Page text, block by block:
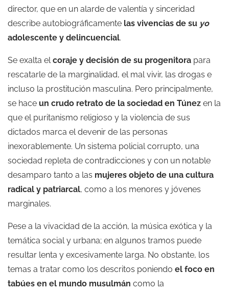
director, que en un alarde de valentía y sinceridad
describe autobiográficamente las vivencias de su yo
adolescente y delincuencial.
Se exalta el coraje y decisión de su progenitora para
rescatarle de la marginalidad, el mal vivir, las drogas e
incluso la prostitución masculina. Pero principalmente,
se hace un crudo retrato de la sociedad en Túnez en la
que el puritanismo religioso y la violencia de sus
dictados marca el devenir de las personas
inexorablemente. Un sistema policial corrupto, una
sociedad repleta de contradicciones y con un notable
desamparo tanto a las mujeres objeto de una cultura
radical y patriarcal, como a los menores y jóvenes
marginales.
Pese a la vivacidad de la acción, la música exótica y la
temática social y urbana; en algunos tramos puede
resultar lenta y excesivamente larga. No obstante, los
temas a tratar como los descritos poniendo el foco en
tabúes en el mundo musulmán como la